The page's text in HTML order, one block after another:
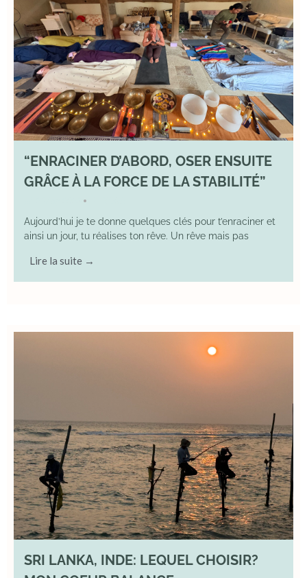
“ENRACINER D’ABORD, OSER ENSUITE
GRÂCE À LA FORCE DE LA STABILITÉ”
•
Aujourd’hui je te donne quelques clés pour t’enraciner et
ainsi un jour, tu réalises ton rêve. Un rêve mais pas
Lire la suite →
SRI LANKA, INDE: LEQUEL CHOISIR?